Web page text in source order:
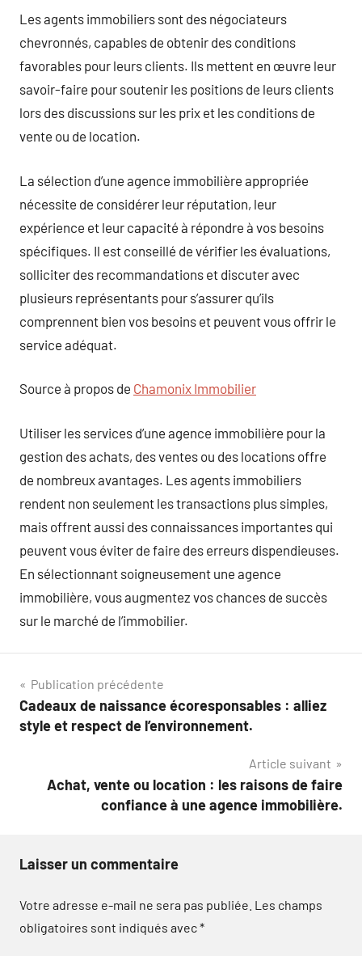
Les agents immobiliers sont des négociateurs
chevronnés, capables de obtenir des conditions
favorables pour leurs clients. Ils mettent en œuvre leur
savoir-faire pour soutenir les positions de leurs clients
lors des discussions sur les prix et les conditions de
vente ou de location.
La sélection d’une agence immobilière appropriée
nécessite de considérer leur réputation, leur
expérience et leur capacité à répondre à vos besoins
spécifiques. Il est conseillé de vérifier les évaluations,
solliciter des recommandations et discuter avec
plusieurs représentants pour s’assurer qu’ils
comprennent bien vos besoins et peuvent vous offrir le
service adéquat.
Source à propos de Chamonix Immobilier
Utiliser les services d’une agence immobilière pour la
gestion des achats, des ventes ou des locations offre
de nombreux avantages. Les agents immobiliers
rendent non seulement les transactions plus simples,
mais offrent aussi des connaissances importantes qui
peuvent vous éviter de faire des erreurs dispendieuses.
En sélectionnant soigneusement une agence
immobilière, vous augmentez vos chances de succès
sur le marché de l’immobilier.
Navigation
de
Publication précédente
Cadeaux de naissance écoresponsables : alliez
style et respect de l’environnement.
Article suivant
Achat, vente ou location : les raisons de faire
confiance à une agence immobilière.
Laisser un commentaire
Votre adresse e-mail ne sera pas publiée. Les champs
obligatoires sont indiqués avec*